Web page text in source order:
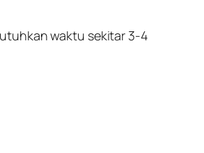
waktu sekitar 3-4